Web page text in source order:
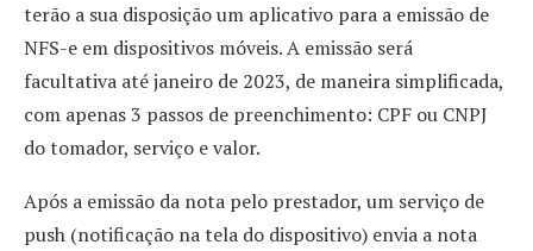
terão a sua disposição um aplicativo para a emissão de
NFS-e em dispositivos móveis. A emissão será
facultativa até janeiro de 2023, de maneira simplificada,
com apenas 3 passos de preenchimento: CPF ou CNPJ
do tomador, serviço e valor.
Após a emissão da nota pelo prestador, um serviço de
push (notificação na tela do dispositivo) envia a nota